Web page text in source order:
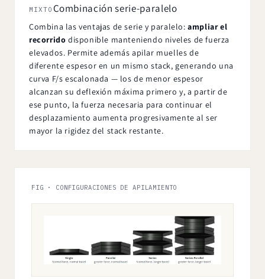
MIXTO Combinación serie-paralelo
Combina las ventajas de serie y paralelo:ampliar el
recorrido disponible manteniendo niveles de fuerza
elevados. Permite además apilar muelles de
diferente espesor en un mismo stack, generando una
curva F/s escalonada — los de menor espesor
alcanzan su deflexión máxima primero y, a partir de
ese punto, la fuerza necesaria para continuar el
desplazamiento aumenta progresivamente al ser
mayor la rigidez del stack restante.
FIG · CONFIGURACIONES DE APILAMIENTO